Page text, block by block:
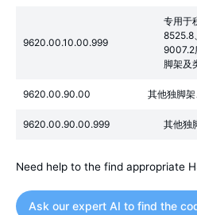
9620.00.10.00.999
专用于
8525.8
9007.2
脚架及
9620.00.90.00 其他独脚
9620.00.90.00.999 其他独
Need help to the find appropriate
Ask our expert AI to find the